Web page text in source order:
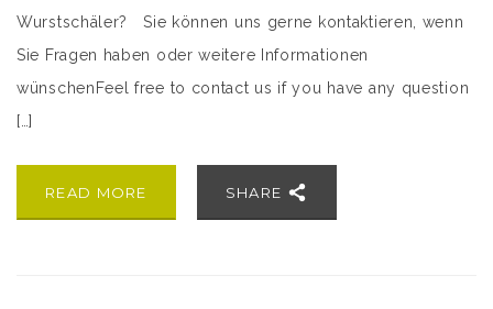
Wurstschäler? Sie können uns gerne kontaktieren, wenn
Sie Fragen haben oder weitere Informationen
wünschenFeel free to contact us if you have any question
[…]
READ MORE SHARE